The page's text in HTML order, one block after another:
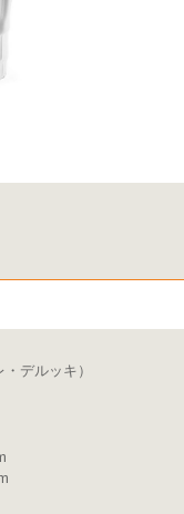
デルッキ）